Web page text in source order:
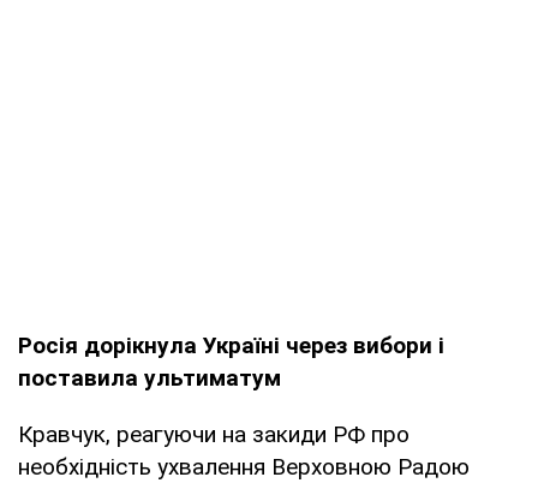
Росія дорікнула Україні через вибори і
поставила ультиматум
Кравчук, реагуючи на закиди РФ про
необхідність ухвалення Верховною Радою